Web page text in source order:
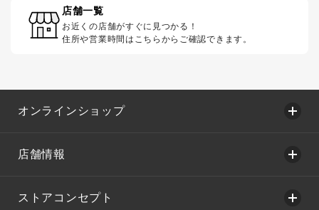
店舗一覧
お近くの店舗がすぐに見つかる！
住所や営業時間はこちらからご確認できます。
オンラインショップ
店舗情報
ストアコンセプト